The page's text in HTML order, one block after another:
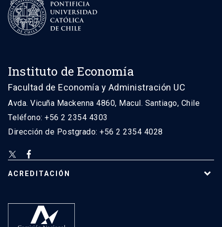
Instituto de Economía
Facultad de Economía y Administración UC
Avda. Vicuña Mackenna 4860, Macul. Santiago, Chile
Teléfono: +56 2 2354 4303
Dirección de Postgrado: +56 2 2354 4028
ACREDITACIÓN